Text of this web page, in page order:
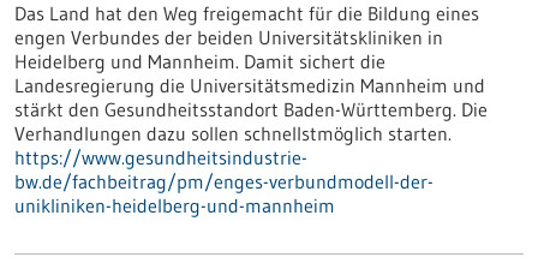
Das Land hat den Weg freigemacht für die Bildung eines
engen Verbundes der beiden Universitätskliniken in
Heidelberg und Mannheim. Damit sichert die
Landesregierung die Universitätsmedizin Mannheim und
stärkt den Gesundheitsstandort Baden-Württemberg. Die
Verhandlungen dazu sollen schnellstmöglich starten.
https://www.gesundheitsindustrie-
bw.de/fachbeitrag/pm/enges-verbundmodell-der-
unikliniken-heidelberg-und-mannheim